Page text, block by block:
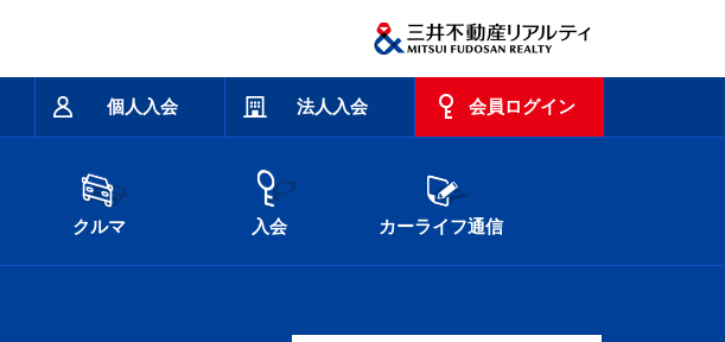
個人入会 法人入会 会員ログイン
クルマ 入会 カーライフ通信